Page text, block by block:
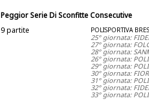
Peggior Serie Di Sconfitte Consecutive
9 partite
POLISPORTIVA
25° giornata:
27° giornata:
28° giornata:
26° giornata:
29° giornata:
30° giornata:
31° giornata:
32° giornata:
33° giornata: